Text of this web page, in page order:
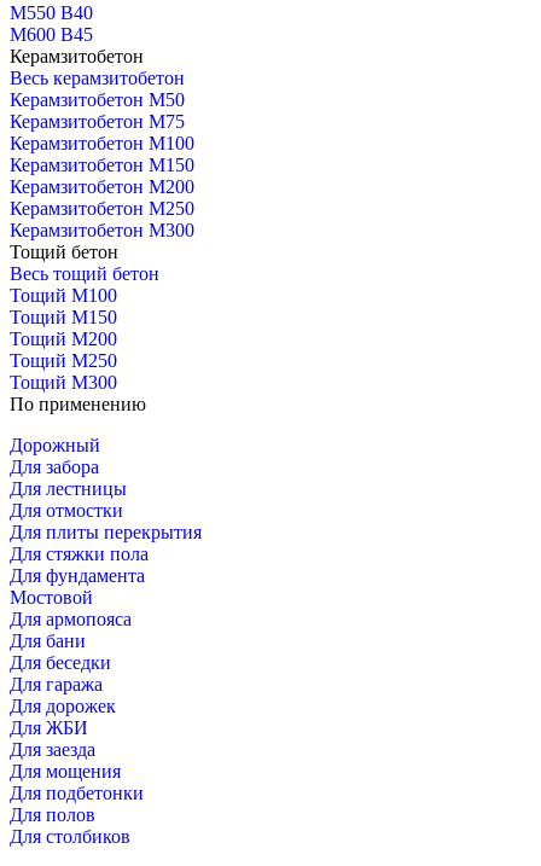
М550 В40
М600 В45
Керамзитобетон
Весь керамзитобетон
Керамзитобетон М50
Керамзитобетон М75
Керамзитобетон М100
Керамзитобетон М150
Керамзитобетон М200
Керамзитобетон М250
Керамзитобетон М300
Тощий бетон
Весь тощий бетон
Тощий М100
Тощий М150
Тощий М200
Тощий М250
Тощий М300
По применению
Дорожный
Для забора
Для лестницы
Для отмостки
Для плиты перекрытия
Для стяжки пола
Для фундамента
Мостовой
Для армопояса
Для бани
Для беседки
Для гаража
Для дорожек
Для ЖБИ
Для заезда
Для мощения
Для подбетонки
Для полов
Для столбиков